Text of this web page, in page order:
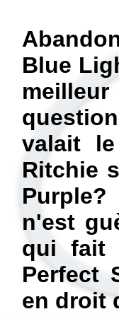
Blue
valait
Ritchie
n'est
qui fait
Perfect
en droit